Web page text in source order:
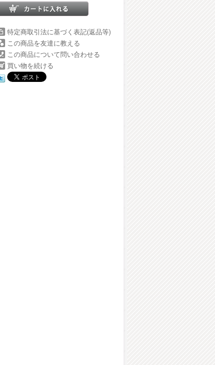
特定商取引法に基づく表記(返品等)
この商品を友達に教える
この商品について問い合わせる
買い物を続ける